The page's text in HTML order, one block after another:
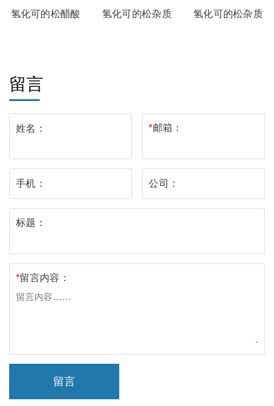
氢化可的松醋酸
氢化可的松杂质
氢化可的松杂质
留言
姓名： *邮箱：
手机： 公司：
标题：
*留言内容：
留言